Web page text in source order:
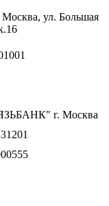
Москва, ул. Большая
г. Москва